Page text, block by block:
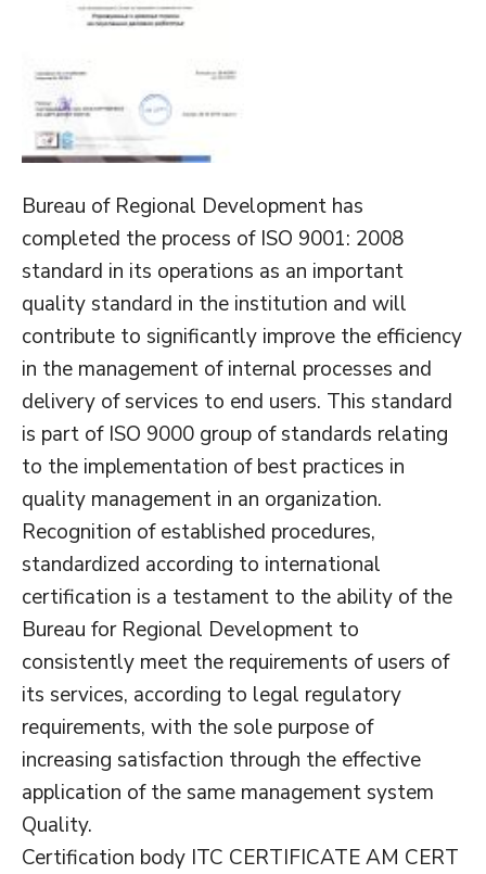
Bureau of Regional Development has
completed the process of ISO 9001: 2008
standard in its operations as an important
quality standard in the institution and will
contribute to significantly improve the efficiency
in the management of internal processes and
delivery of services to end users. This standard
is part of ISO 9000 group of standards relating
to the implementation of best practices in
quality management in an organization.
Recognition of established procedures,
standardized according to international
certification is a testament to the ability of the
Bureau for Regional Development to
consistently meet the requirements of users of
its services, according to legal regulatory
requirements, with the sole purpose of
increasing satisfaction through the effective
application of the same management system
Quality.
Certification body ITC CERTIFICATE AM CERT